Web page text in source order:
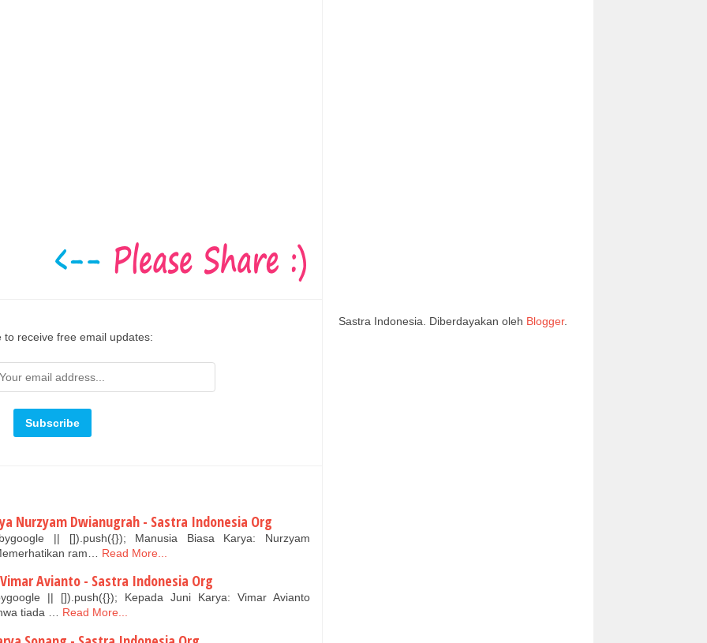
to receive free email updates:
Nurzyam Dwianugrah - Sastra Indonesia Org
|| []).push({}); Manusia Biasa Karya: Nurzyam
ram…
Read More...
Avianto - Sastra Indonesia Org
|| []).push({}); Kepada Juni Karya: Vimar Avianto
tiada … Read More...
Sastra Indonesia. Diberdayakan oleh Blogger.